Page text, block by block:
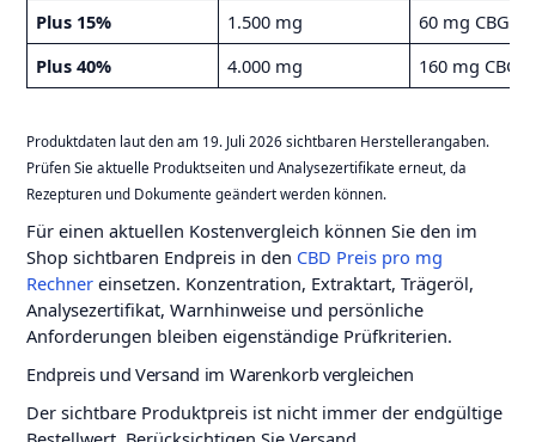
Plus 15%
1.500 mg
60 mg CBG,
Plus 40%
4.000 mg 160 mg CBG,
Produktdaten laut den am 19. Juli 2026 sichtbaren Herstellerangaben.
Prüfen Sie aktuelle Produktseiten und Analysezertifikate erneut, da
Rezepturen und Dokumente geändert werden können.
Für einen aktuellen Kostenvergleich können Sie den im
Shop sichtbaren Endpreis in den CBD Preis pro mg
Rechnereinsetzen. Konzentration, Extraktart, Trägeröl,
Analysezertifikat, Warnhinweise und persönliche
Anforderungen bleiben eigenständige Prüfkriterien.
Endpreis und Versand im Warenkorb vergleichen
Der sichtbare Produktpreis ist nicht immer der endgültige